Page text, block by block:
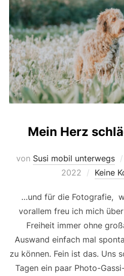
Mein Herz
von Susi mobil unterwegs
2022
Keine
…und für die Fotografie,
vorallem freu ich mich
Freiheit immer ohne
Auswand einfach mal
zu können. Fein ist das. Uns
Tagen ein paar Photo-